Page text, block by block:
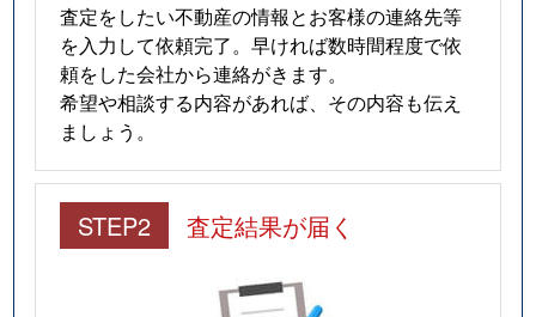
査定をしたい不動産の情報とお客様の連絡先等
を入力して依頼完了。早ければ数時間程度で依
頼をした会社から連絡がきます。
希望や相談する内容があれば、その内容も伝え
ましょう。
STEP2 査定結果が届く